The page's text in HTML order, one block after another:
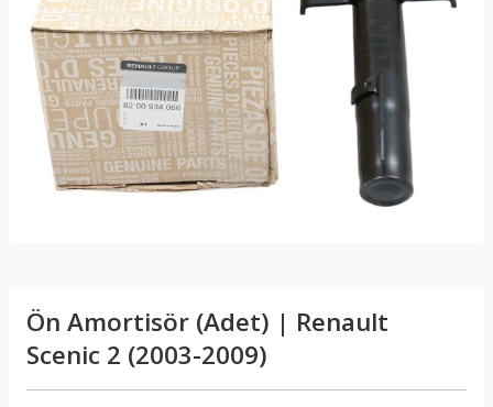
Ön Amortisör (Adet) | Renault
Scenic 2 (2003-2009)